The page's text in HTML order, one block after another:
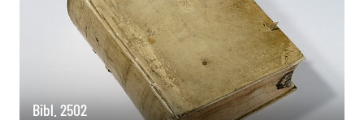
Bibl. 2502